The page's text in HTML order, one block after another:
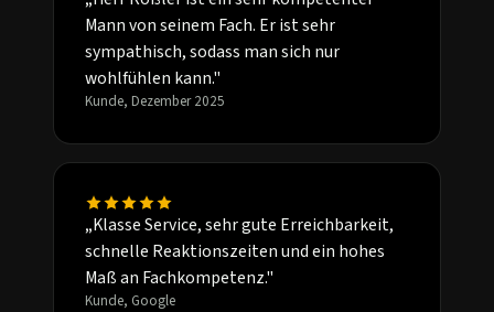
Mann von seinem Fach. Er ist sehr
sympathisch, sodass man sich nur
wohlfühlen kann."
Kunde, Dezember 2025
„Klasse Service, sehr gute Erreichbarkeit,
schnelle Reaktionszeiten und ein hohes
Maß an Fachkompetenz."
Kunde, Google